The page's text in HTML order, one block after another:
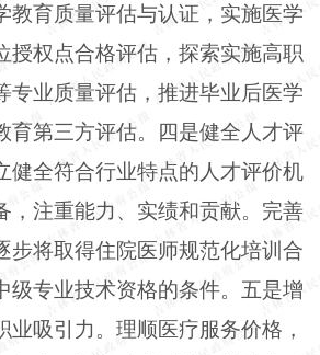
教育质量评估与认证，实施医学
授权点合格评估，探索实施高职
专业质量评估，推进毕业后医学
育第三方评估。四是健全人才评
健全符合行业特点的人才评价机
，注重能力、实绩和贡献。完善
步将取得住院医师规范化培训合
级专业技术资格的条件。五是增
业吸引力。理顺医疗服务价格，